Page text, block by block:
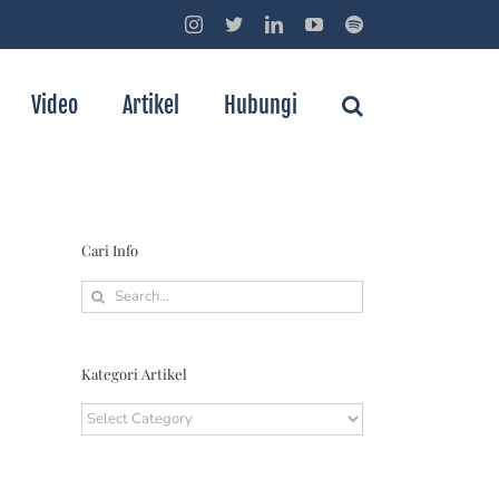
Instagram
ThreadsLinkedInYouTubeSpotify
Video Artikel Hubungi
Cari Info
Search
for:
Kategori Artikel
Kategori
Artikel